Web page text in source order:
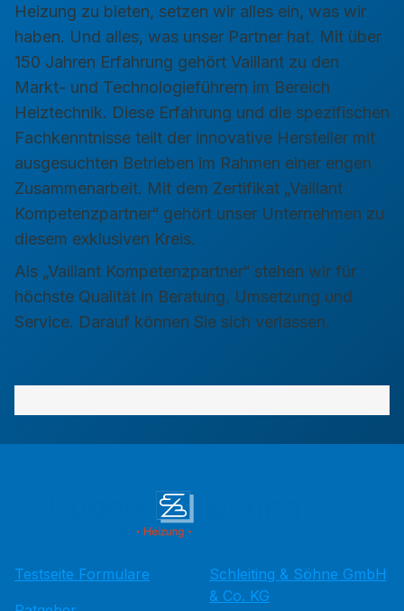
Heizung zu bieten, setzen wir alles ein, was wir
haben. Und alles, was unser Partner hat. Mit über
150 Jahren Erfahrung gehört Vaillant zu den
Markt- und Technologieführern im Bereich
Heiztechnik. Diese Erfahrung und die spezifischen
Fachkenntnisse teilt der innovative Hersteller mit
ausgesuchten Betrieben im Rahmen einer engen
Zusammenarbeit. Mit dem Zertifikat „Vaillant
Kompetenzpartner“ gehört unser Unternehmen zu
diesem exklusiven Kreis.
Als „Vaillant Kompetenzpartner“ stehen wir für
höchste Qualität in Beratung, Umsetzung und
Service. Darauf können Sie sich verlassen.
Testseite Formulare
Schleiting & Söhne GmbH
& Co. KG